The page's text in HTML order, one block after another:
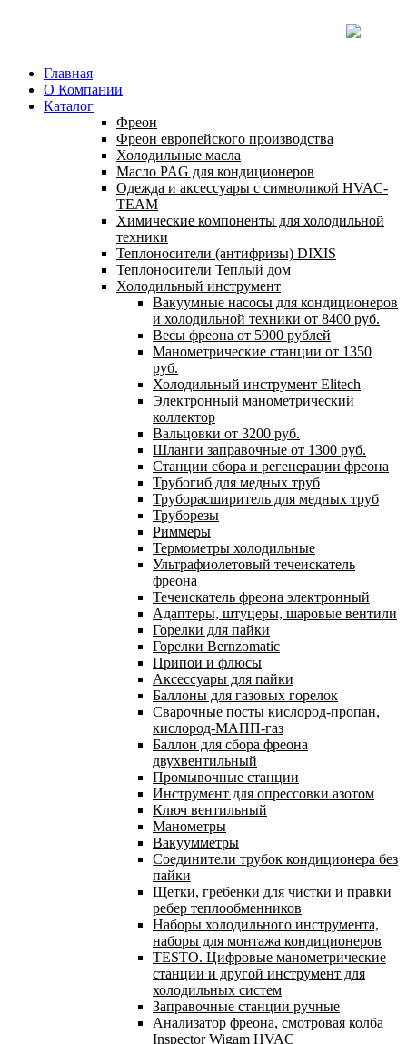
Главная
О Компании
Каталог
Фреон
Фреон европейского производства
Холодильные масла
Масло PAG для кондиционеров
Одежда и аксессуары с символикой HVAC-
TEAM
Химические компоненты для холодильной
техники
Теплоносители (антифризы) DIXIS
Теплоносители Теплый дом
Холодильный инструмент
Вакуумные насосы для кондиционеров
и холодильной техники от 8400 руб.
Весы фреона от 5900 рублей
Манометрические станции от 1350
руб.
Холодильный инструмент Elitech
Электронный манометрический
коллектор
Вальцовки от 3200 руб.
Шланги заправочные от 1300 руб.
Станции сбора и регенерации фреона
Трубогиб для медных труб
Труборасширитель для медных труб
Труборезы
Риммеры
Термометры холодильные
Ультрафиолетовый течеискатель
фреона
Течеискатель фреона электронный
Адаптеры, штуцеры, шаровые вентили
Горелки для пайки
Горелки Bernzomatic
Припои и флюсы
Аксессуары для пайки
Баллоны для газовых горелок
Сварочные посты кислород-пропан,
кислород-МАПП-газ
Баллон для сбора фреона
двухвентильный
Промывочные станции
Инструмент для опрессовки азотом
Ключ вентильный
Манометры
Вакуумметры
Соединители трубок кондиционера без
пайки
Щетки, гребенки для чистки и правки
ребер теплообменников
Наборы холодильного инструмента,
наборы для монтажа кондиционеров
TESTO. Цифровые манометрические
станции и другой инструмент для
холодильных систем
Заправочные станции ручные
Анализатор фреона, смотровая колба
Inspector Wigam HVAC